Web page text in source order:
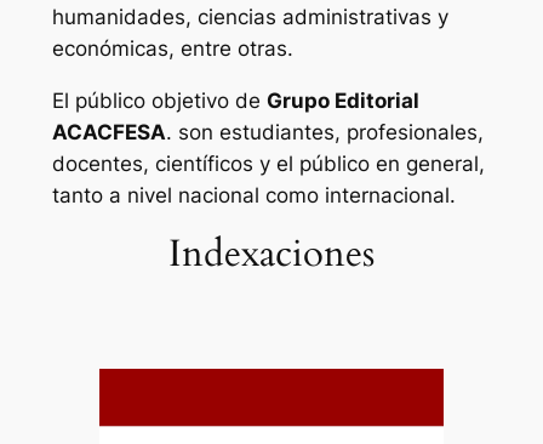
humanidades, ciencias administrativas y
económicas, entre otras.
El público objetivo de Grupo Editorial
ACACFESA. son estudiantes, profesionales,
docentes, científicos y el público en general,
tanto a nivel nacional como internacional.
Indexaciones